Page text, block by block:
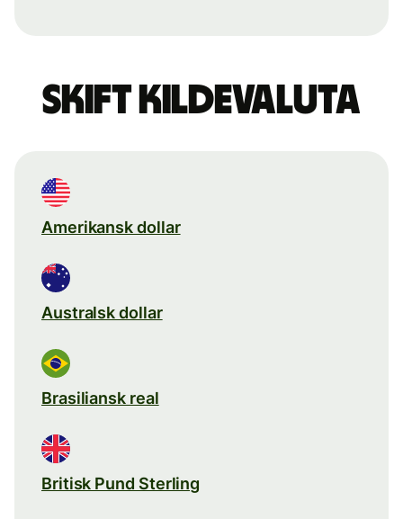
Skift kildevaluta
Amerikansk dollar
Australsk dollar
Brasiliansk real
Britisk Pund Sterling